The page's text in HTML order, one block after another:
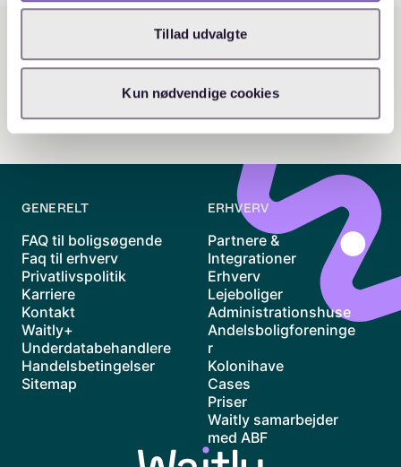
Tillad udvalgte
Kun nødvendige cookies
GENERELT
FAQ til boligsøgende
Faq til erhverv
Privatlivspolitik
Karriere
Kontakt
Waitly+
Underdatabehandlere
Handelsbetingelser
Sitemap
ERHVERV
Partnere &
Integrationer
Erhverv
Lejeboliger
Administrationshuse
Andelsboligforeninge
r
Kolonihave
Cases
Priser
Waitly samarbejder
med ABF